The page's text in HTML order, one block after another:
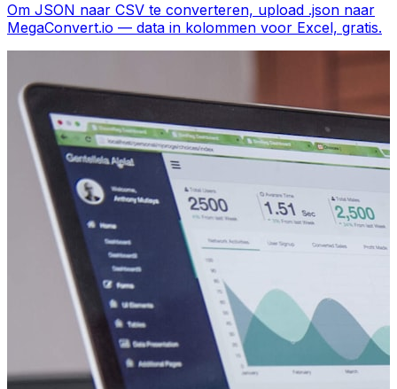
Om JSON naar CSV te converteren, upload .json naar
MegaConvert.io — data in kolommen voor Excel, gratis.